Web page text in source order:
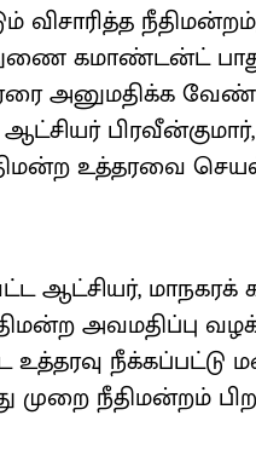
விசா​ரித்த
கமாண்​டன்ட்
அனு​ம​திக்க
பிர​வீன்​கு​மார்,
உத்​தரவை
ஆட்​சி​யர்,
அவம​திப்பு
உத்​தரவு
முறை நீதி​மன்​றம்